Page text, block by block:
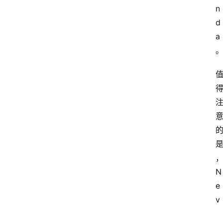
n
d
a
。
值
得
注
意
的
是
，
N
e
v